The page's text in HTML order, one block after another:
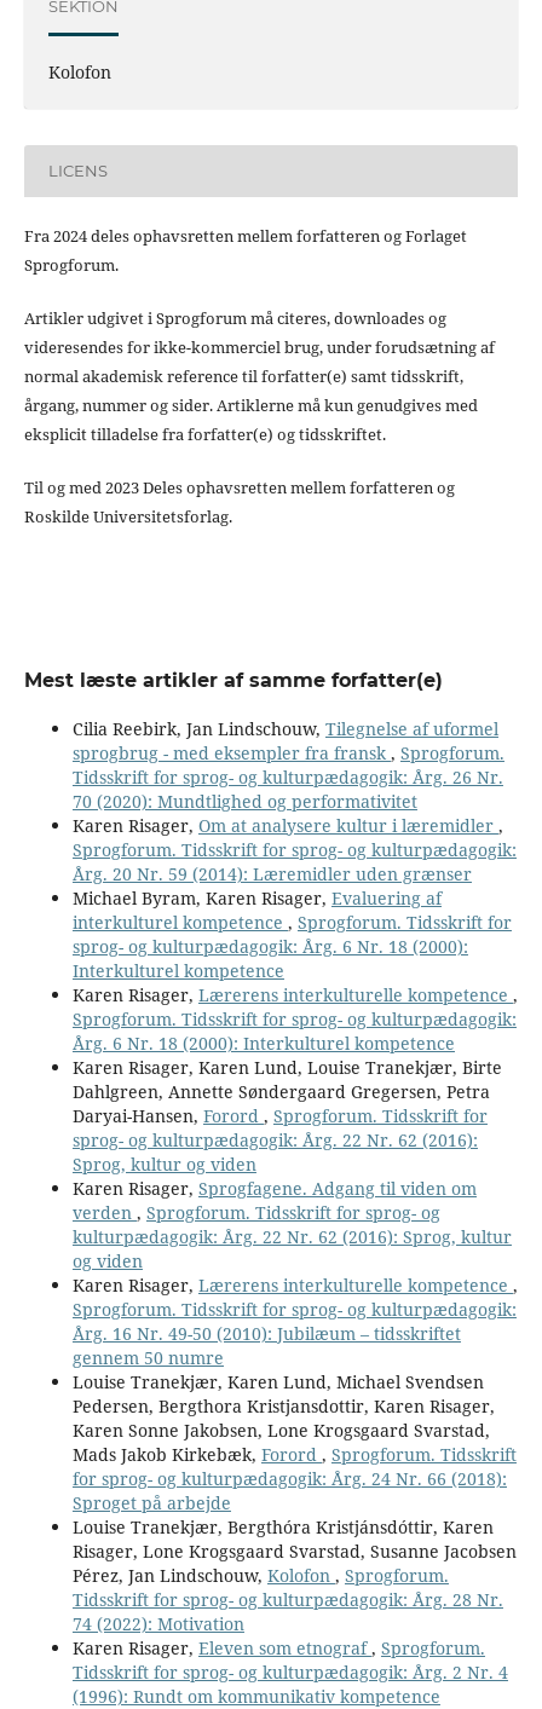
SEKTION
Kolofon
LICENS
Fra 2024 deles ophavsretten mellem forfatteren og Forlaget
Sprogforum.
Artikler udgivet i Sprogforum må citeres, downloades og
videresendes for ikke-kommerciel brug, under forudsætning af
normal akademisk reference til forfatter(e) samt tidsskrift,
årgang, nummer og sider. Artiklerne må kun genudgives med
eksplicit tilladelse fra forfatter(e) og tidsskriftet.
Til og med 2023 Deles ophavsretten mellem forfatteren og
Roskilde Universitetsforlag.
Mest læste artikler af samme forfatter(e)
Cilia Reebirk, Jan Lindschouw, Tilegnelse af uformel
sprogbrug - med eksempler fra fransk , Sprogforum.
Tidsskrift for sprog- og kulturpædagogik: Årg. 26 Nr.
70 (2020): Mundtlighed og performativitet
Karen Risager, Om at analysere kultur i læremidler ,
Sprogforum. Tidsskrift for sprog- og kulturpædagogik:
Årg. 20 Nr. 59 (2014): Læremidler uden grænser
Michael Byram, Karen Risager, Evaluering af
interkulturel kompetence , Sprogforum. Tidsskrift for
sprog- og kulturpædagogik: Årg. 6 Nr. 18 (2000):
Interkulturel kompetence
Karen Risager, Lærerens interkulturelle kompetence ,
Sprogforum. Tidsskrift for sprog- og kulturpædagogik:
Årg. 6 Nr. 18 (2000): Interkulturel kompetence
Karen Risager, Karen Lund, Louise Tranekjær, Birte
Dahlgreen, Annette Søndergaard Gregersen, Petra
Daryai-Hansen, Forord , Sprogforum. Tidsskrift for
sprog- og kulturpædagogik: Årg. 22 Nr. 62 (2016):
Sprog, kultur og viden
Karen Risager, Sprogfagene. Adgang til viden om
verden , Sprogforum. Tidsskrift for sprog- og
kulturpædagogik: Årg. 22 Nr. 62 (2016): Sprog, kultur
og viden
Karen Risager, Lærerens interkulturelle kompetence ,
Sprogforum. Tidsskrift for sprog- og kulturpædagogik:
Årg. 16 Nr. 49-50 (2010): Jubilæum – tidsskriftet
gennem 50 numre
Louise Tranekjær, Karen Lund, Michael Svendsen
Pedersen, Bergthora Kristjansdottir, Karen Risager,
Karen Sonne Jakobsen, Lone Krogsgaard Svarstad,
Mads Jakob Kirkebæk, Forord , Sprogforum. Tidsskrift
for sprog- og kulturpædagogik: Årg. 24 Nr. 66 (2018):
Sproget på arbejde
Louise Tranekjær, Bergthóra Kristjánsdóttir, Karen
Risager, Lone Krogsgaard Svarstad, Susanne Jacobsen
Pérez, Jan Lindschouw, Kolofon , Sprogforum.
Tidsskrift for sprog- og kulturpædagogik: Årg. 28 Nr.
74 (2022): Motivation
Karen Risager, Eleven som etnograf, Sprogforum.
Tidsskrift for sprog- og kulturpædagogik: Årg. 2 Nr. 4
(1996): Rundt om kommunikativ kompetence